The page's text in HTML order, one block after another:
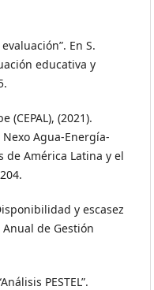
En S.
educativa y
(CEPAL), (2021).
Agua-Energía-
de América Latina y el
y escasez
de Gestión
PESTEL”.